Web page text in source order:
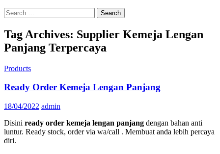
Search
for:
Tag Archives: Supplier Kemeja Lengan
Panjang Terpercaya
Products
Ready Order Kemeja Lengan Panjang
18/04/2022 admin
Disini ready order kemeja lengan panjang dengan bahan anti
luntur. Ready stock, order via wa/call . Membuat anda lebih percaya
diri.